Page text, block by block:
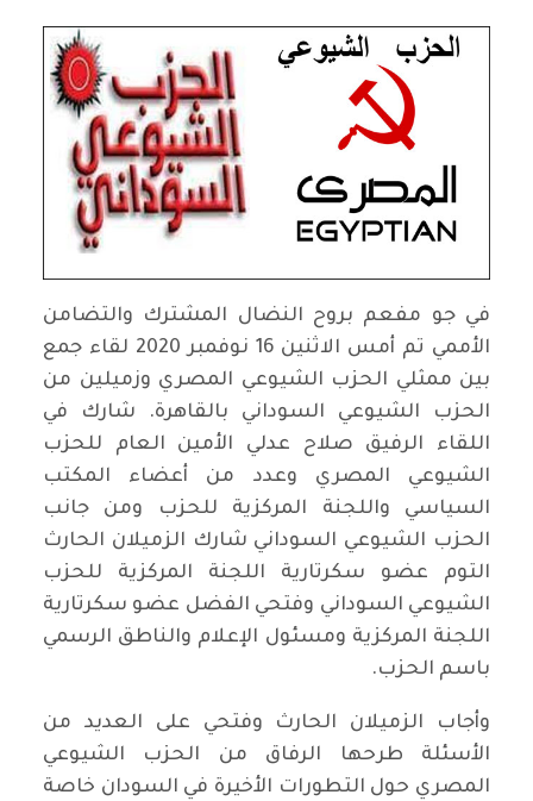
في جو مفعم بروح النضال المشترك والتضامن
الأممي تم أمس الاثنين 16 نوفمبر 2020 لقاء جمع
بين ممثلي الحزب الشيوعي المصري وزميلين من
الحزب الشيوعي السوداني بالقاهرة. شارك في
اللقاء الرفيق صلاح عدلي الأمين العام للحزب
الشيوعي المصري وعدد من أعضاء المكتب
السياسي واللجنة المركزية للحزب ومن جانب
الحزب الشيوعي السوداني شارك الزميلان الحارث
التوم عضو سكرتارية اللجنة المركزية للحزب
الشيوعي السوداني وفتحي الفضل عضو سكرتارية
اللجنة المركزية ومسئول الإعلام والناطق الرسمي
باسم الحزب.
وأجاب الزميلان الحارث وفتحي على العديد من
الأسئلة طرحها الرفاق من الحزب الشيوعي
المصري حول التطورات الأخيرة في السودان خاصة